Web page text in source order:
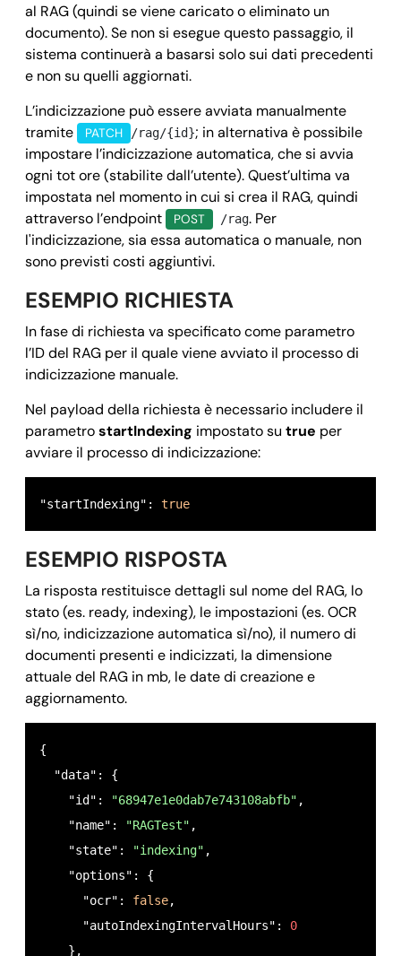
  ],
  "success":
true,
  "message":
"",
  "error":
null
}
al RAG (quindi se viene caricato o eliminato un
documento). Se non si esegue questo passaggio, il
sistema continuerà a basarsi solo sui dati precedenti
e non su quelli aggiornati.
L’indicizzazione può essere avviata manualmente
tramite
PATCH /rag/{id}; in alternativa è possibile
impostare l’indicizzazione automatica, che si avvia
ogni tot ore (stabilite dall’utente). Quest’ultima va
impostata nel momento in cui si crea il RAG, quindi
attraverso l’endpoint
POST /rag. Per
l'indicizzazione, sia essa automatica o manuale, non
sono previsti costi aggiuntivi.
ESEMPIO RICHIESTA
In fase di richiesta va specificato come parametro
l’ID del RAG per il quale viene avviato il processo di
indicizzazione manuale.
Nel payload della richiesta è necessario includere il
parametrostartIndexing impostato su true per
avviare il processo di indicizzazione:
"startIndexing": true
ESEMPIO RISPOSTA
La risposta restituisce dettagli sul nome del RAG, lo
stato (es. ready, indexing), le impostazioni (es. OCR
sì/no, indicizzazione automatica sì/no), il numero di
documenti presenti e indicizzati, la dimensione
attuale del RAG in mb, le date di creazione e
aggiornamento.
{
  "data": {
    "id":
"68947e1e0dab7e743108abfb" ,
    "name":
"RAGTest" ,
    "state":
"indexing" ,
    "options": {
      "ocr":
false,
      "autoIndexingIntervalHours":
0
    },